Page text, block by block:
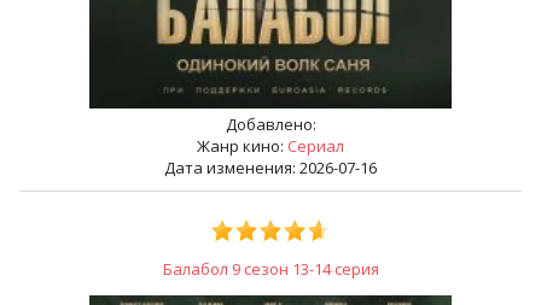
Добавлено:
Жанр кино: Сериал
Дата изменения: 2026-07-16
Балабол 9 сезон 13-14 серия